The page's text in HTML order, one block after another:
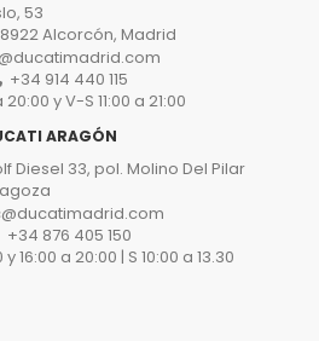
53
Alcorcón, Madrid
+34 914 440 115
20:00 y V-S 11:00 a 21:00
ARAGÓN
Diesel 33, pol. Molino Del Pilar
+34 876 405 150
y 16:00 a 20:00 | S 10:00 a 13.30